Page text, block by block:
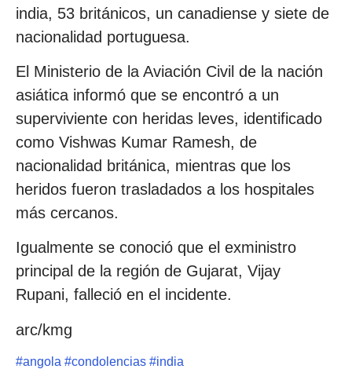
india, 53 británicos, un canadiense y siete de
nacionalidad portuguesa.
El Ministerio de la Aviación Civil de la nación
asiática informó que se encontró a un
superviviente con heridas leves, identificado
como Vishwas Kumar Ramesh, de
nacionalidad británica, mientras que los
heridos fueron trasladados a los hospitales
más cercanos.
Igualmente se conoció que el exministro
principal de la región de Gujarat, Vijay
Rupani, falleció en el incidente.
arc/kmg
#angola #condolencias #india